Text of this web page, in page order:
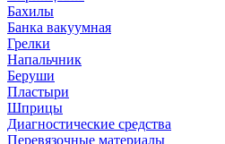
Бахилы
Банка вакуумная
Грелки
Напальчник
Беруши
Пластыри
Шприцы
Диагностические средства
Перевязочные материалы